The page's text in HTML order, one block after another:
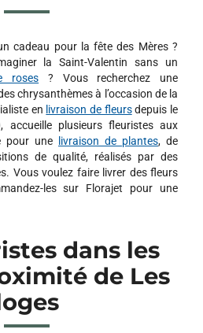
cadeau pour la fête des Mères ?
la Saint-Valentin sans un
roses ? Vous recherchez une
chrysanthèmes à l’occasion de la
en livraison de fleursdepuis le
accueille plusieurs fleuristes aux
pour une
livraison de plantes, de
de qualité, réalisés par des
Vous voulez faire livrer des fleurs
les sur Florajet pour une
dans les
de Les